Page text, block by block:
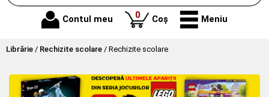
Contul meu 0produse
Coș Meniu
Librărie / Rechizite scolare / Rechizite scolare